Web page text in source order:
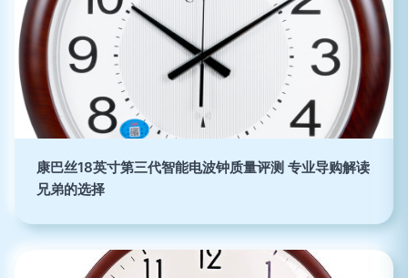
康巴丝18英寸第三代智能电波钟质量评测 专业导购解读
兄弟的选择